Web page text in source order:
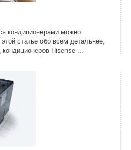
кондиционерами можно
статье обо всём детальнее,
Hisense ...